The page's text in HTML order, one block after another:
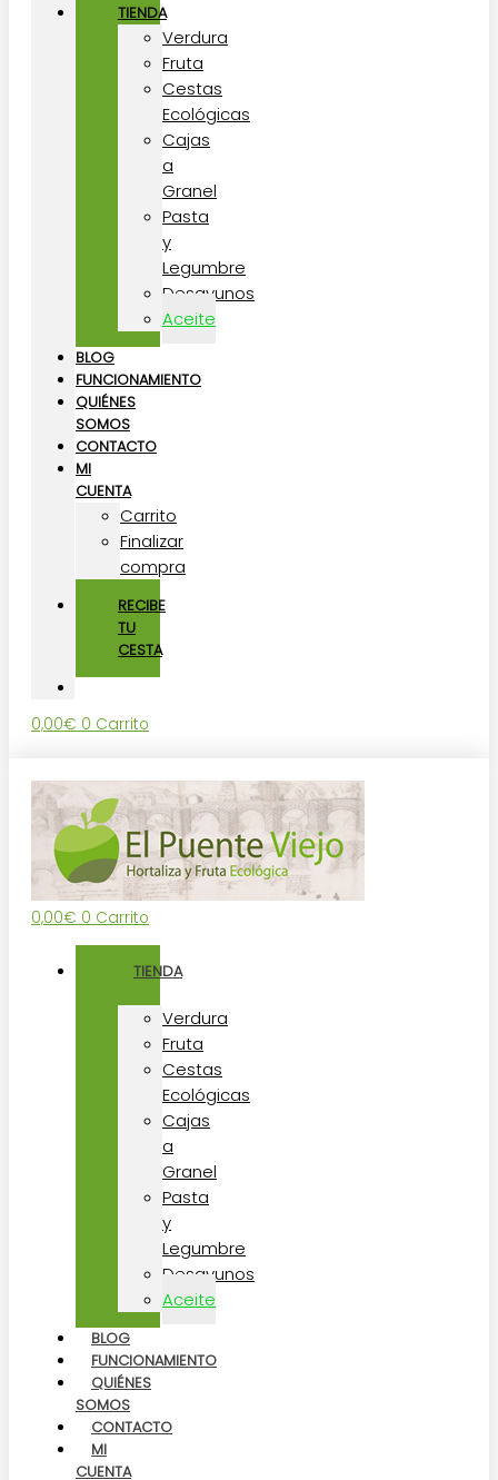
TIENDA
Verdura
Fruta
Cestas
Ecológicas
Cajas
a
Granel
Pasta
y
Legumbre
Desayunos
Aceite
BLOG
FUNCIONAMIENTO
QUIÉNES
SOMOS
CONTACTO
MI
CUENTA
Carrito
Finalizar
compra
RECIBE
TU
CESTA
0,00€ 0 Carrito
0,00€ 0 Carrito
TIENDA
Verdura
Fruta
Cestas
Ecológicas
Cajas
a
Granel
Pasta
y
Legumbre
Desayunos
Aceite
BLOG
FUNCIONAMIENTO
QUIÉNES
SOMOS
CONTACTO
MI
CUENTA